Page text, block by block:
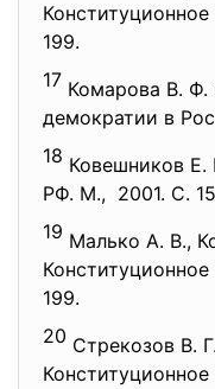
199.
17 Комарова В.
демократии в
18 Ковешников Е.
РФ. М., 2001. С.
19 Малько А. В.,
199.
20 Стрекозов В.